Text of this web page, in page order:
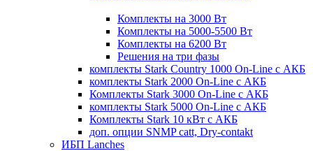
Комплекты на 3000 Вт
Комплекты на 5000-5500 Вт
Комплекты на 6200 Вт
Решения на три фазы
комплекты Stark Country 1000 On-Line с АКБ
комплекты Stark 2000 On-Line с АКБ
Комплекты Stark 3000 On-Line с АКБ
комплекты Stark 5000 On-Line с АКБ
Комплекты Stark 10 кВт с АКБ
доп. опции SNMP catt, Dry-contakt
ИБП Lanches